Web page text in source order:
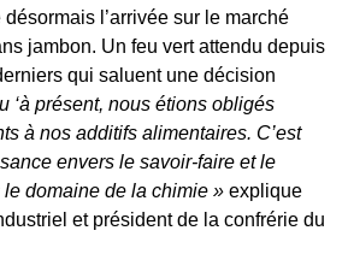
l’arrivée sur le marché
jambon. Un feu vert attendu depuis
qui saluent une décision
‘à présent, nous étions obligés
à nos additifs alimentaires. C’est
envers le savoir-faire et le
domaine de la chimie » explique
et président de la confrérie du